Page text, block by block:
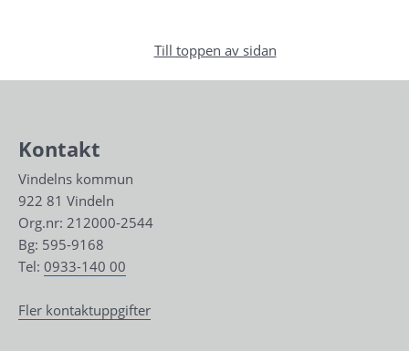
Till toppen av sidan
Kontakt
Vindelns kommun
922 81 Vindeln
Org.nr: 212000-2544
Bg: 595-9168
Tel: 0933-140 00
Fler kontaktuppgifter